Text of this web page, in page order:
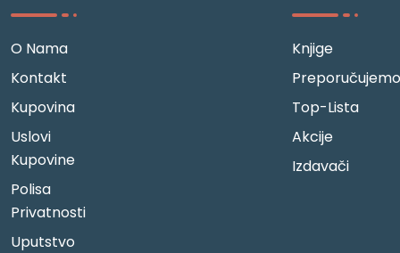
O Nama
Kontakt
Kupovina
Uslovi
Kupovine
Polisa
Privatnosti
Uputstvo
Knjige
Preporučujemo
Top-Lista
Akcije
Izdavači